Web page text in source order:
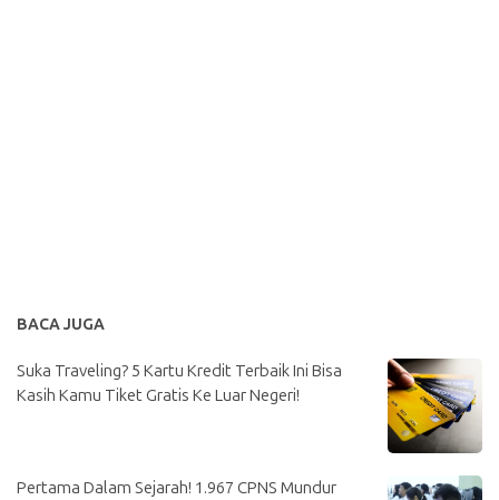
BACA JUGA
Suka Traveling? 5 Kartu Kredit Terbaik Ini Bisa
Kasih Kamu Tiket Gratis Ke Luar Negeri!
Pertama Dalam Sejarah! 1.967 CPNS Mundur